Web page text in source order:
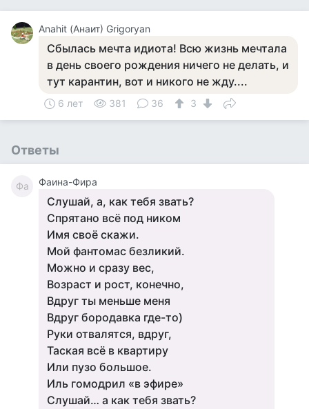
Anahit (Анаит) Grigoryan
Сбылась мечта идиота! Всю жизнь мечтала
в день своего рождения ничего не делать, и
тут карантин, вот и никого не жду....
6 лет 381 36 3
Ответы
Фа Фаина-Фира
Слушай, а, как тебя звать?
Спрятано всё под ником
Имя своё скажи.
Мой фантомас безликий.
Можно и сразу вес,
Возраст и рост, конечно,
Вдруг ты меньше меня
Вдруг бородавка где-то)
Руки отвалятся, вдруг,
Таская всё в квартиру
Или пузо большое.
Иль гомодрил «в эфире»
Слушай… а как тебя звать?